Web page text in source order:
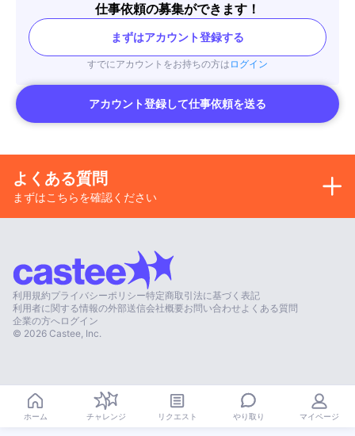
仕事依頼の募集ができます！
まずはアカウント登録する
すでにアカウントをお持ちの方は ログイン
アカウント登録して仕事依頼を送る
よくある質問
まずはこちらを確認ください
利用規約プライバシーポリシー特定商取引法に基づく表記
利用者に関する情報の外部送信会社概要お問い合わせ よくある質問
企業の方へログイン
© 2026 Castee, Inc.
ホーム チャレンジ リクエスト やり取り マイページ